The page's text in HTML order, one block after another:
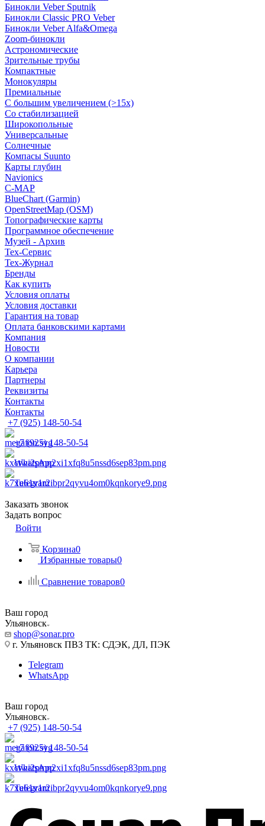
Бинокли Veber Sputnik
Бинокли Classic PRO Veber
Бинокли Veber Alfa&Omega
Zoom-бинокли
Астрономические
Зрительные трубы
Компактные
Монокуляры
Премиальные
С большим увеличением (>15x)
Со стабилизацией
Широкопольные
Универсальные
Солнечные
Компасы Suunto
Карты глубин
Navionics
C-MAP
BlueChart (Garmin)
OpenStreetMap (OSM)
Топографические карты
Программное обеспечение
Музей - Архив
Tex-Сервис
Тех-Журнал
Бренды
Как купить
Условия оплаты
Условия доставки
Гарантия на товар
Оплата банковскими картами
Компания
Новости
О компании
Карьера
Партнеры
Реквизиты
Контакты
Контакты
+7 (925) 148-50-54
+7 (925) 148-50-54
WhatsApp
Telegram
Заказать звонок
Задать вопрос
Войти
Корзина0
Избранные товары0
Сравнение товаров0
Ваш город
Ульяновск
shop@sonar.pro
г. Ульяновск ПВЗ ТК: СДЭК, ДЛ, ПЭК
Telegram
WhatsApp
Ваш город
Ульяновск
+7 (925) 148-50-54
+7 (925) 148-50-54
WhatsApp
Telegram